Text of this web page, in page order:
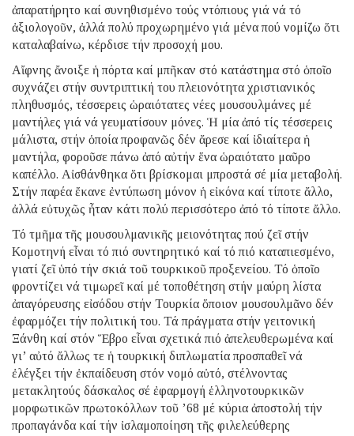
ἀπαρατήρητο καί συνηθισμένο τούς ντόπιους γιά νά τό
ἀξιολογοῦν, ἀλλά πολύ προχωρημένο γιά μένα πού νομίζω ὅτι
καταλαβαίνω, κέρδισε τήν προσοχή μου.
Αἴφνης ἄνοιξε ἡ πόρτα καί μπῆκαν στό κατάστημα στό ὁποῖο
συχνάζει στήν συντριπτική του πλειονότητα χριστιανικός
πληθυσμός, τέσσερεις ὡραιότατες νέες μουσουλμάνες μέ
μαντήλες γιά νά γευματίσουν μόνες. Ἡ μία ἀπό τίς τέσσερεις
μάλιστα, στήν ὁποία προφανῶς δέν ἄρεσε καί ἰδιαίτερα ἡ
μαντήλα, φοροῦσε πάνω ἀπό αὐτήν ἕνα ὡραιότατο μαῦρο
καπέλλο. Αἰσθάνθηκα ὅτι βρίσκομαι μπροστά σέ μία μεταβολή.
Στήν παρέα ἔκανε ἐντύπωση μόνον ἡ εἰκόνα καί τίποτε ἄλλο,
ἀλλά εὐτυχῶς ἦταν κάτι πολύ περισσότερο ἀπό τό τίποτε ἄλλο.
Τό τμῆμα τῆς μουσουλμανικῆς μειονότητας πού ζεῖ στήν
Κομοτηνή εἶναι τό πιό συντηρητικό καί τό πιό καταπιεσμένο,
γιατί ζεῖ ὑπό τήν σκιά τοῦ τουρκικοῦ προξενείου. Τό ὁποῖο
φροντίζει νά τιμωρεῖ καί μέ τοποθέτηση στήν μαύρη λίστα
ἀπαγόρευσης εἰσόδου στήν Τουρκία ὅποιον μουσουλμᾶνο δέν
ἐφαρμόζει τήν πολιτική του. Τά πράγματα στήν γειτονική
Ξάνθη καί στόν Ἕβρο εἶναι σχετικά πιό ἀπελευθερωμένα καί
γι’ αὐτό ἄλλως τε ἡ τουρκική διπλωματία προσπαθεῖ νά
ἐλέγξει τήν ἐκπαίδευση στόν νομό αὐτό, στέλνοντας
μετακλητούς δάσκαλος σέ ἐφαρμογή ἑλληνοτουρκικῶν
μορφωτικῶν πρωτοκόλλων τοῦ ’68 μέ κύρια ἀποστολή τήν
προπαγάνδα καί τήν ἰσλαμοποίηση τῆς φιλελεύθερης